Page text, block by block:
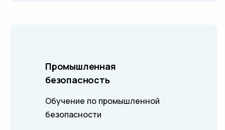
Промышленная
безопасность
Обучение по промышленной
безопасности